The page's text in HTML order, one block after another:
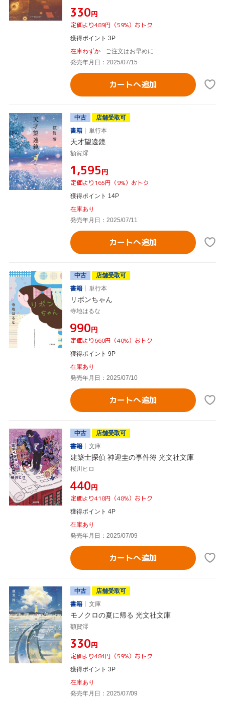
¥330円
定価より489円（59%）おトク
獲得ポイント 3P
在庫わずか
ご注文はお早めに
発売年月日：2025/07/15
カートへ追加
中古
店舗受取可
書籍
単行本
天才望遠鏡
額賀澪
¥1,595円
定価より165円（9%）おトク
獲得ポイント 14P
在庫あり
発売年月日：2025/07/11
カートへ追加
中古
店舗受取可
書籍
単行本
リボンちゃん
寺地はるな
¥990円
定価より660円（40%）おトク
獲得ポイント 9P
在庫あり
発売年月日：2025/07/10
カートへ追加
中古
店舗受取可
書籍
文庫
建築士探偵 神迎圭の事件簿 光文社文庫
桜川ヒロ
¥440円
定価より418円（48%）おトク
獲得ポイント 4P
在庫あり
発売年月日：2025/07/09
カートへ追加
中古
店舗受取可
書籍
文庫
モノクロの夏に帰る 光文社文庫
額賀澪
¥330円
定価より484円（59%）おトク
獲得ポイント 3P
在庫あり
発売年月日：2025/07/09